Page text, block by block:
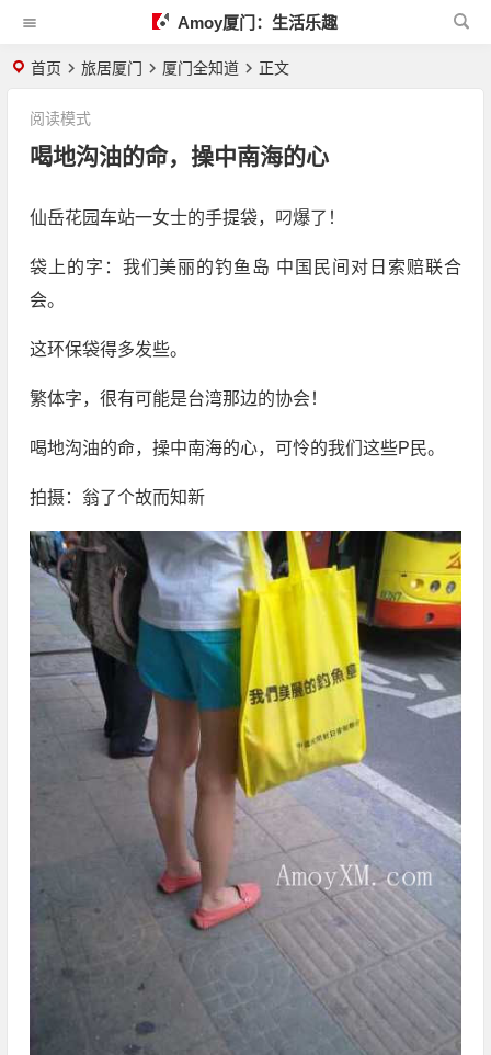
Amoy厦门：生活乐趣
首页 旅居厦门 厦门全知道 正文
喝地沟油的命，操中南海的心
阅读模式
仙岳花园车站一女士的手提袋，叼爆了！
袋上的字：我们美丽的钓鱼岛 中国民间对日索赔联合
会。
这环保袋得多发些。
繁体字，很有可能是台湾那边的协会！
喝地沟油的命，操中南海的心，可怜的我们这些P民。
拍摄：翁了个故而知新